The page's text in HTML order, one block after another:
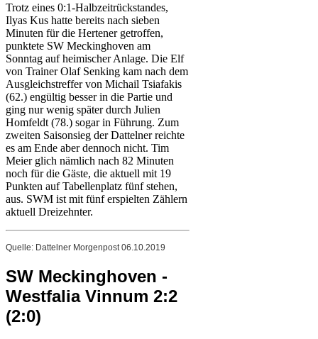
Trotz eines 0:1-Halbzeitrückstandes,
Ilyas Kus hatte bereits nach sieben
Minuten für die Hertener getroffen,
punktete SW Meckinghoven am
Sonntag auf heimischer Anlage. Die Elf
von Trainer Olaf Senking kam nach dem
Ausgleichstreffer von Michail Tsiafakis
(62.) engültig besser in die Partie und
ging nur wenig später durch Julien
Homfeldt (78.) sogar in Führung. Zum
zweiten Saisonsieg der Dattelner reichte
es am Ende aber dennoch nicht. Tim
Meier glich nämlich nach 82 Minuten
noch für die Gäste, die aktuell mit 19
Punkten auf Tabellenplatz fünf stehen,
aus. SWM ist mit fünf erspielten Zählern
aktuell Dreizehnter.
Quelle: Dattelner Morgenpost 06.10.2019
SW Meckinghoven -
Westfalia Vinnum 2:2
(2:0)